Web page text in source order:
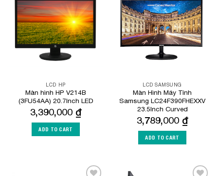
Add to
Wishlist
LCD HP
Màn hình HP V214B
(3FU54AA) 20.7Inch LED
3,390,000 ₫
ADD TO CART
Add to
Wishlist
LCD SAMSUNG
Màn Hình Máy Tính
Samsung LC24F390FHEXXV
23.5Inch Curved
3,789,000 ₫
ADD TO CART